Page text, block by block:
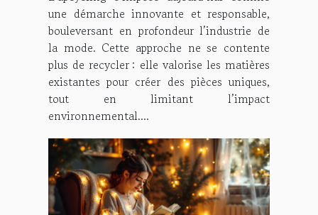
une démarche innovante et responsable,
bouleversant en profondeur l’industrie de
la mode. Cette approche ne se contente
plus de recycler : elle valorise les matières
existantes pour créer des pièces uniques,
tout en limitant l’impact
environnemental....